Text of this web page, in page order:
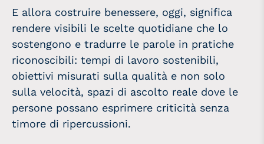
E allora costruire benessere, oggi, significa
rendere visibili le scelte quotidiane che lo
sostengono e tradurre le parole in pratiche
riconoscibili: tempi di lavoro sostenibili,
obiettivi misurati sulla qualità e non solo
sulla velocità, spazi di ascolto reale dove le
persone possano esprimere criticità senza
timore di ripercussioni.